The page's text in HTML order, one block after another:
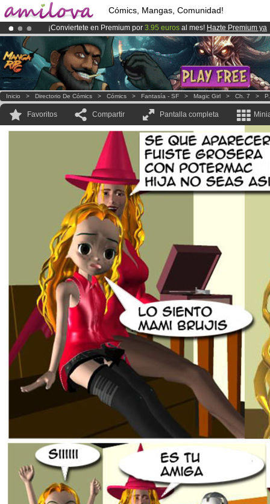
Cómics, Mangas, Comunidad!
¡Conviertete en Premium por 3.95 euros al mes! Hazte Premium ya
¡El Kickstarter Amilova está desormado lanzado!.
¡Ya tenemos 100000miembrosy 1000 Cómics y Mangas!.
Inicio > Directorio De Cómics > Cómics > Fantasía - SF > Magic Girl > Ch. 7 >
Favoritos Compartir Pantalla completa